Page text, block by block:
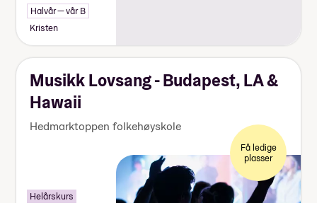
Halvår — vår B
Kristen
Musikk Lovsang - Budapest, LA &
Hawaii
Hedmarktoppen folkehøyskole
Få ledige
plasser
Helårskurs